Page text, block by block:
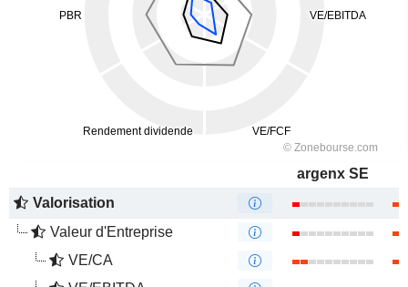
argenx SE
Valorisation
Valeur d'Entreprise
VE/CA